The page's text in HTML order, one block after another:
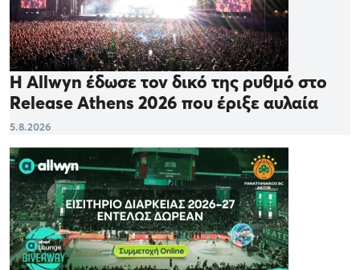
Η Allwyn έδωσε τον δικό της ρυθμό στο
Release Athens 2026 που έριξε αυλαία
5.8.2026